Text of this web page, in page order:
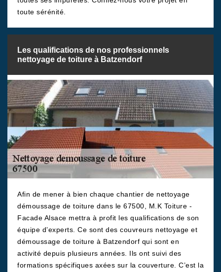
toute sérénité.
Les qualifications de nos professionnels
nettoyage de toiture à Batzendorf
Afin de mener à bien chaque chantier de nettoyage
démoussage de toiture dans le 67500, M.K Toiture -
Facade Alsace mettra à profit les qualifications de son
équipe d’experts. Ce sont des couvreurs nettoyage et
démoussage de toiture à Batzendorf qui sont en
activité depuis plusieurs années. Ils ont suivi des
formations spécifiques axées sur la couverture. C’est la